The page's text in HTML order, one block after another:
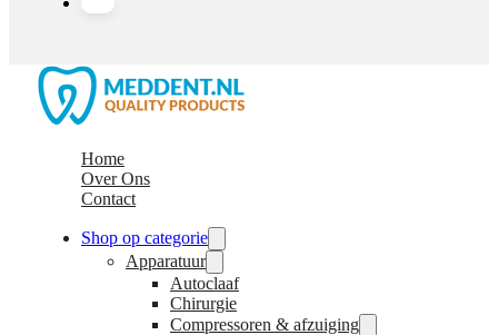
Home
Over Ons
Contact
Shop op categorie
Apparatuur
Autoclaaf
Chirurgie
Compressoren & afzuiging